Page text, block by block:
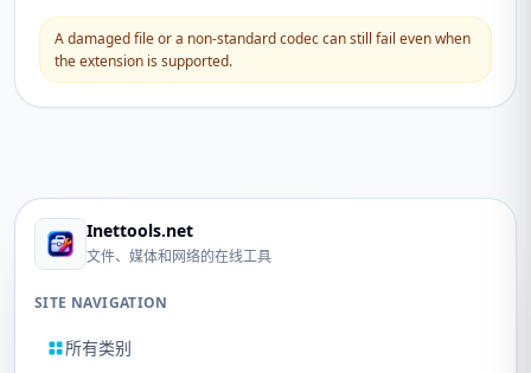
A damaged file or a non-standard codec can still fail even when
the extension is supported.
Inettools.net
文件、媒体和网络的在线工具
SITE NAVIGATION
所有类别